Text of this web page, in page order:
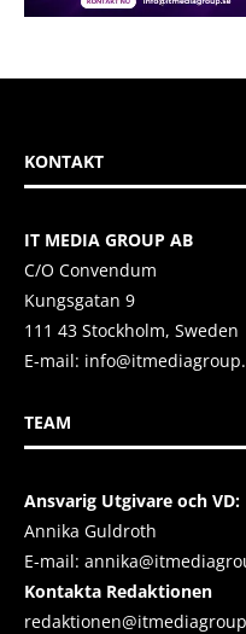
KONTAKT
IT MEDIA GROUP AB
C/O Convendum
Kungsgatan 9
111 43 Stockholm, Sweden
E-mail:
TEAM
Ansvarig Utgivare och VD:
Annika Guldroth
E-mail:
Kontakta Redaktionen